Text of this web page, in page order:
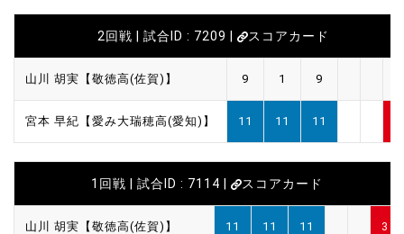
2回戦 | 試合ID : 7209 | スコアカード
山川 胡実【敬徳高(佐賀)】 9 1 9
宮本 早紀【愛み大瑞穂高(愛知)】 11 11 11
1回戦 | 試合ID : 7114 | スコアカード
山川 胡実【敬徳高(佐賀)】 11 11 11 3